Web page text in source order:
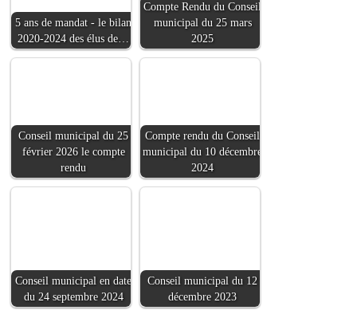
5 ans de mandat - le bilan
2020-2024 des élus de…
Compte Rendu du Conseil
municipal du 25 mars
2025
Conseil municipal du 25
février 2026 le compte
rendu
Compte rendu du Conseil
municipal du 10 décembre
2024
Conseil municipal en date
du 24 septembre 2024
Conseil municipal du 12
décembre 2023